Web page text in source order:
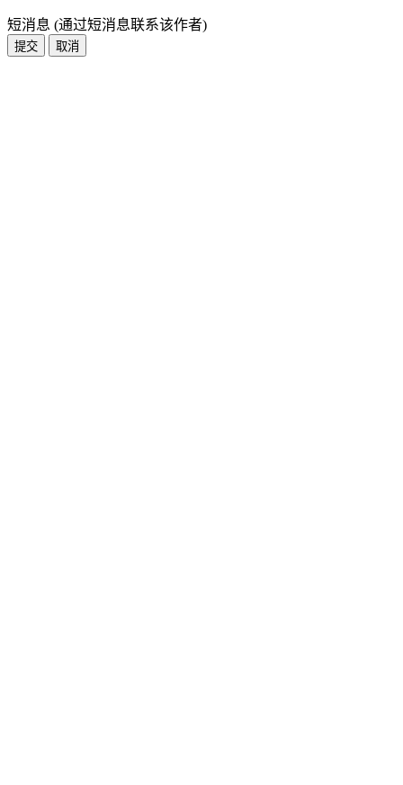
短消息 (通过短消息联系该作者)